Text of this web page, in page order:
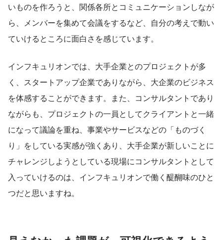
いものを作ろうと、関係各所とコミュニケーションしなが
ら、メンバーを集めて会議をするなど、自分の考えで動い
ていけるところに面白さを感じています。
インフキュリオンでは、大手企業とのプロジェクトが多
く、スタートアップ企業でありながら、大企業のビジネス
を体感することができます。また、コンサルタントであり
ながらも、プロジェクトの一員としてクライアントと一緒
になって議論を重ね、事業やサービスなどの「ものづく
り」をしている実感が強くあり、大手企業が新しいことに
チャレンジしようとしている現場にコンサルタントとして
入っていけるのは、インフキュリオンで働く醍醐味のひと
つだと思いますね。